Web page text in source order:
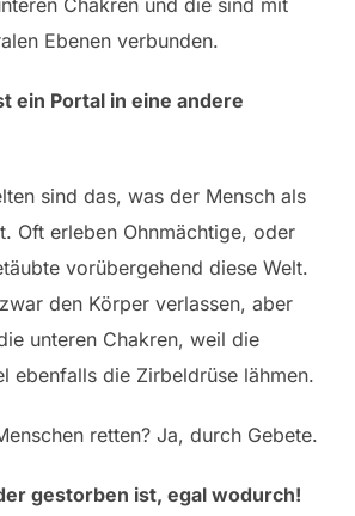
Ebenen verbunden.
ein Portal in eine andere
sind das, was der Mensch als
Oft erleben Ohnmächtige, oder
vorübergehend diese Welt.
den Körper verlassen, aber
unteren Chakren, weil die
ebenfalls die Zirbeldrüse lähmen.
retten? Ja, durch Gebete.
gestorben ist, egal wodurch!